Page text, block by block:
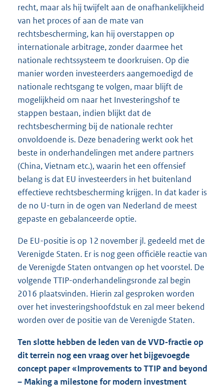
recht, maar als hij twijfelt aan de onafhankelijkheid
van het proces of aan de mate van
rechtsbescherming, kan hij overstappen op
internationale arbitrage, zonder daarmee het
nationale rechtssysteem te doorkruisen. Op die
manier worden investeerders aangemoedigd de
nationale rechtsgang te volgen, maar blijft de
mogelijkheid om naar het Investeringshof te
stappen bestaan, indien blijkt dat de
rechtsbescherming bij de nationale rechter
onvoldoende is. Deze benadering werkt ook het
beste in onderhandelingen met andere partners
(China, Vietnam etc.), waarin het een offensief
belang is dat EU investeerders in het buitenland
effectieve rechtsbescherming krijgen. In dat kader is
de no U-turn in de ogen van Nederland de meest
gepaste en gebalanceerde optie.
De EU-positie is op 12 november jl. gedeeld met de
Verenigde Staten. Er is nog geen officiële reactie van
de Verenigde Staten ontvangen op het voorstel. De
volgende TTIP-onderhandelingsronde zal begin
2016 plaatsvinden. Hierin zal gesproken worden
over het investeringshoofdstuk en zal meer bekend
worden over de positie van de Verenigde Staten.
Ten slotte hebben de leden van de VVD-fractie op
dit terrein nog een vraag over het bijgevoegde
concept paper «Improvements to TTIP and beyond
– Making a milestone for modern investment